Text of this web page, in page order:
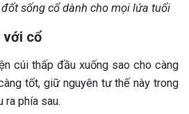
sống cổ dành cho mọi lứa tuổi
với cổ
cúi thấp đầu xuống sao cho càng
tốt, giữ nguyên tư thế này trong
ra phía sau.